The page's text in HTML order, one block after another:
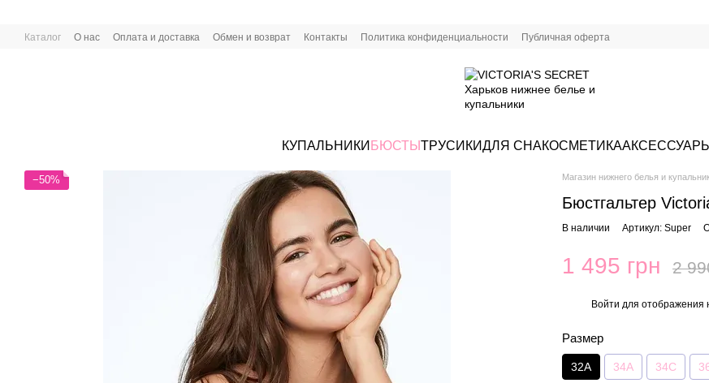
Каталог О нас Оплата и доставка Обмен и возврат Контакты Политика конфиденциальности Публичная оферта
КУПАЛЬНИКИ БЮСТЫ ТРУСИКИДЛЯ СНАКОСМЕТИКААКСЕССУАРЫ
−50% Магазин нижнего белья и
Бюстгальтер
В наличии Артикул: Super
1 495 грн 2
Войти для отображения
Размер
32A 34A 34C